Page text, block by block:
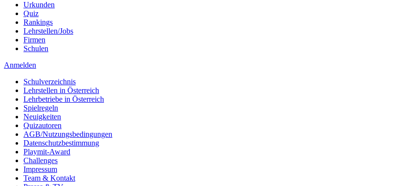
Urkunden
Quiz
Rankings
Lehrstellen/Jobs
Firmen
Schulen
Anmelden
Schulverzeichnis
Lehrstellen in Österreich
Lehrbetriebe in Österreich
Spielregeln
Neuigkeiten
Quizautoren
AGB/Nutzungsbedingungen
Datenschutzbestimmung
Playmit-Award
Challenges
Impressum
Team & Kontakt